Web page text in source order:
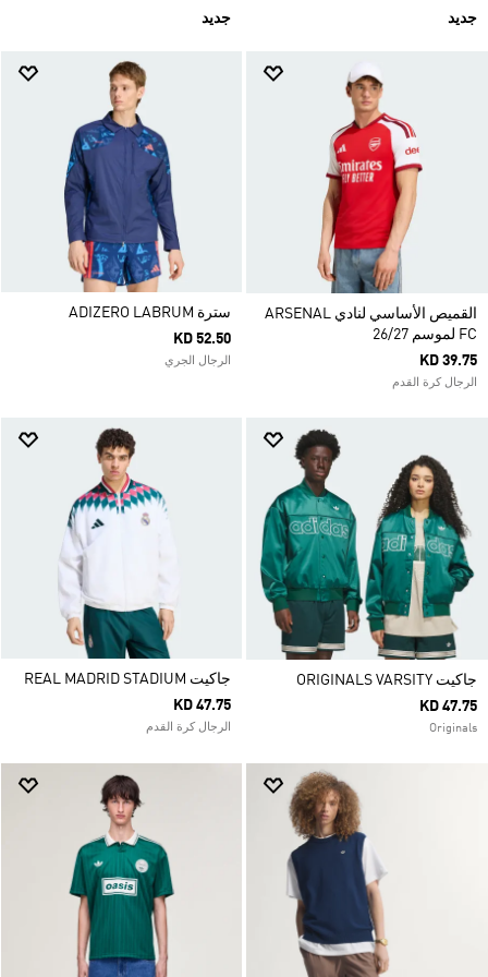
جديد جديد
القميص الأساسي لنادي ARSENAL
FC لموسم 26/27
KD 39.75
الرجال كرة القدم
سترة ADIZERO LABRUM
KD 52.50
الرجال الجري
جاكيت ORIGINALS VARSITY
KD 47.75
Originals
جاكيت REAL MADRID STADIUM
KD 47.75
الرجال كرة القدم